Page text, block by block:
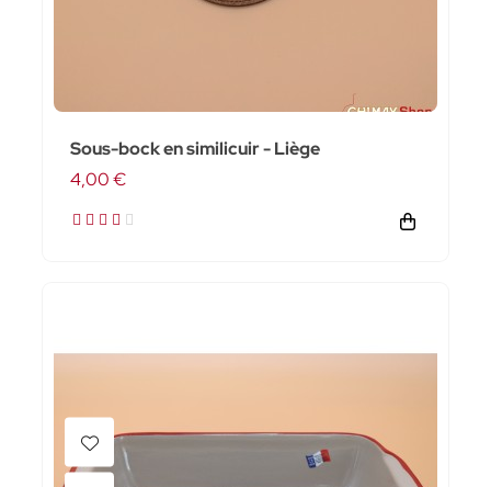
Sous-bock en similicuir - Liège
4,00 €